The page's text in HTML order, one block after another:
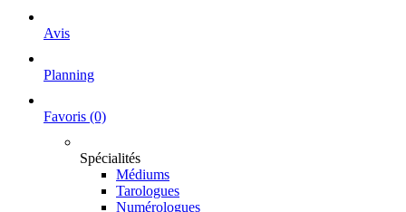
Avis
Planning
Favoris (0)
Spécialités
Médiums
Tarologues
Numérologues